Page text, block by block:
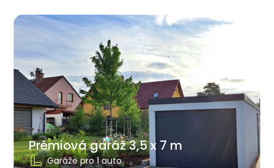
Prémiová garáž 3,5 x 7 m
Garáže pro 1 auto